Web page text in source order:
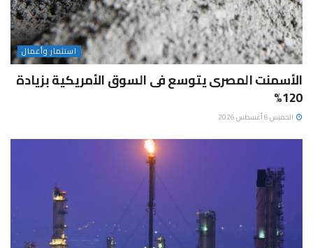
استثمار وأعمال
الأسمنت المصرى يتوسع فى السوق الأمريكية بزيادة
120%
الخميس 6 أغسطس 2026